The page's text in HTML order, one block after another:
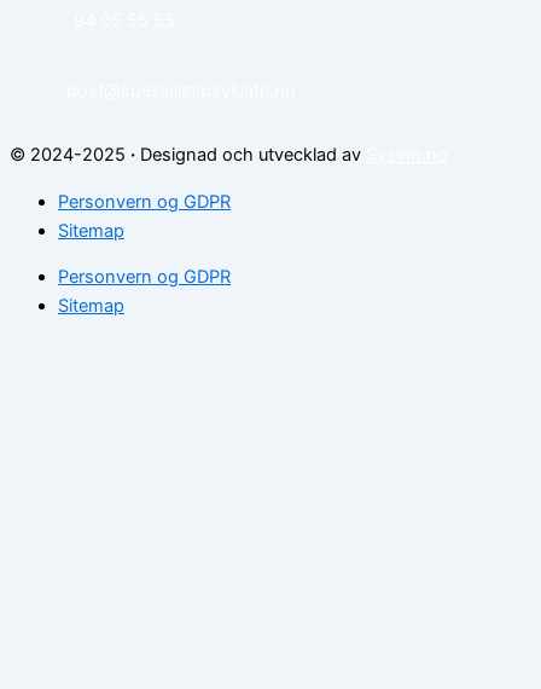
© 2024-2025 · Designad och utvecklad av
Personvern og GDPR
Sitemap
Personvern og GDPR
Sitemap